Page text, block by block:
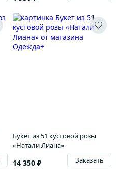
Букет из 51 кустовой розы
«Натали Лиана»
14 350 ₽ Заказать